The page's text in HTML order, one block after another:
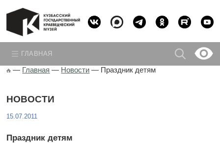
ГЛАВНАЯ
— Главная — Новости — Праздник детям
НОВОСТИ
15.07.2011
Праздник детям